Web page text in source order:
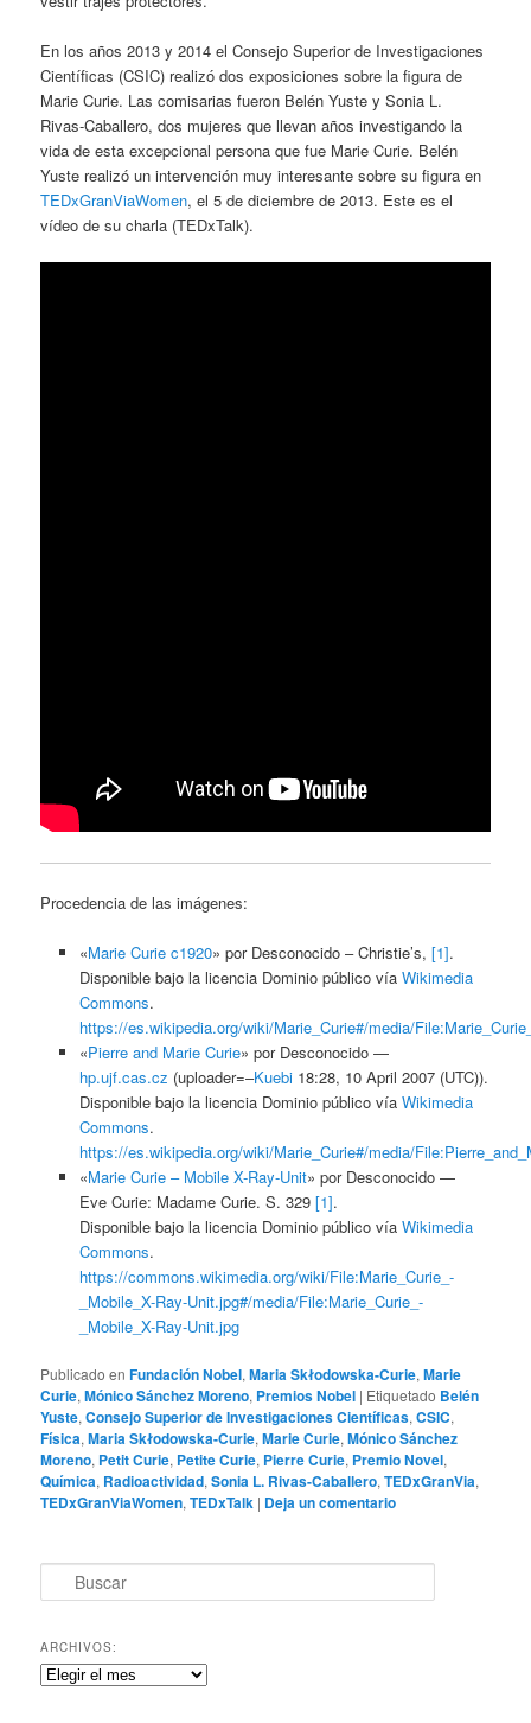
En los años 2013 y 2014 el Consejo Superior de Investigaciones
Científicas (CSIC) realizó dos exposiciones sobre la figura de
Marie Curie. Las comisarias fueron Belén Yuste y Sonia L.
Rivas-Caballero, dos mujeres que llevan años investigando la
vida de esta excepcional persona que fue Marie Curie. Belén
Yuste realizó un intervención muy interesante sobre su figura en
TEDxGranViaWomen, el 5 de diciembre de 2013. Este es el
vídeo de su charla (TEDxTalk).
Procedencia de las imágenes:
«Marie Curie c1920» por Desconocido– Christie’s, [1].
Disponible bajo la licencia Dominio público vía Wikimedia
Commons.
https://es.wikipedia.org/wiki/Marie_Curie#/media/
«Pierre and Marie Curie» por Desconocido—
hp.ujf.cas.cz (uploader=–Kuebi18:28, 10 April 2007 (UTC)).
Disponible bajo la licencia Dominio público vía Wikimedia
Commons.
https://es.wikipedia.org/wiki/Marie_Curie#/media/
«Marie Curie – Mobile X-Ray-Unit» por Desconocido—
Eve Curie: Madame Curie. S. 329 [1].
Disponible bajo la licencia Dominio público vía Wikimedia
Commons.
https://commons.wikimedia.org/wiki/File:Marie_Curie_-
_Mobile_X-Ray-Unit.jpg#/media/File:Marie_Curie_-
_Mobile_X-Ray-Unit.jpg
Publicado en Fundación Nobel,Maria Skłodowska-Curie,Marie
Curie,Mónico Sánchez Moreno, Premios Nobel | Etiquetado Belén
Yuste,Consejo Superior de Investigaciones Científicas,CSIC,
Física,Maria Skłodowska-Curie,Marie Curie,Mónico Sánchez
Moreno, Petit Curie, Petite Curie, Pierre Curie, Premio Novel,
Química, Radioactividad,Sonia L. Rivas-Caballero,TEDxGranVia,
TEDxGranViaWomen,TEDxTalk | Deja un comentario
u
c
a
r
ARCHIVOS:
Archivos: